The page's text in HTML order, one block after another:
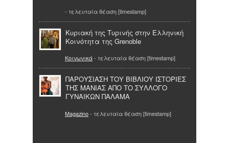
- τελευταία θέαση [timestamp]
Κυριακή της Τυρινής στην Ελληνική
Κοινότητα της Grenoble
Κοινωνικά- τελευταία θέαση [timestamp]
ΠΑΡΟΥΣΙΑΣΗ ΤΟΥ ΒΙΒΛΙΟΥ ΙΣΤΟΡΙΕΣ
ΤΗΣ ΜΑΝΙΑΣ ΑΠΟ ΤΟ ΣΥΛΛΟΓΟ
ΓΥΝΑΙΚΩΝ ΠΑΛΑΜΑ
Magazino- τελευταία θέαση [timestamp]